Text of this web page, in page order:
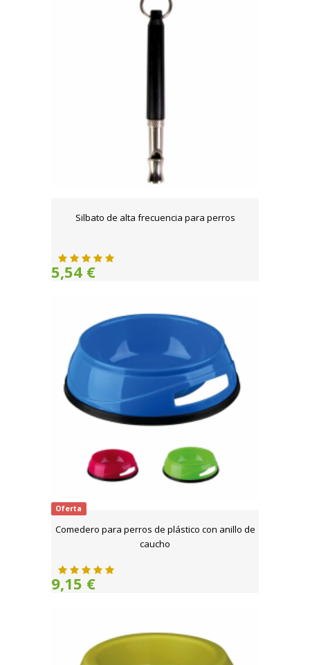
Silbato de alta frecuencia para perros
5,54 €
Oferta
Comedero para perros de plástico con anillo de
caucho
9,15 €